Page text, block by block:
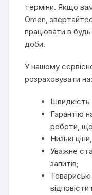
терміни. Якщо
Omen,
працювати в
доби.
У нашому
розраховувати на:
Швидкість
Гарантію
роботи,
Низькі
Уважне
запитів;